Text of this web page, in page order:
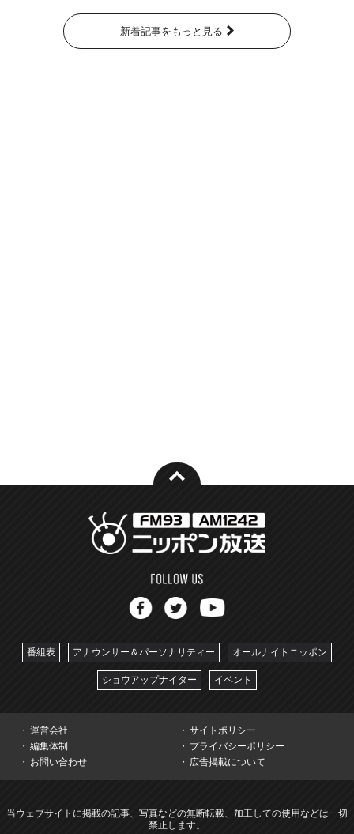
新着記事をもっと見る
番組表 アナウンサー＆パーソナリティー オールナイトニッポン
ショウアップナイター イベント
運営会社
サイトポリシー
編集体制
プライバシーポリシー
お問い合わせ
広告掲載について
当ウェブサイトに掲載の記事、写真などの無断転載、加工しての使用などは一切
禁止します。